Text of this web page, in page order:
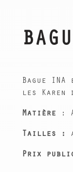
Bague
les Karen
Matière :
Tailles :
Prix